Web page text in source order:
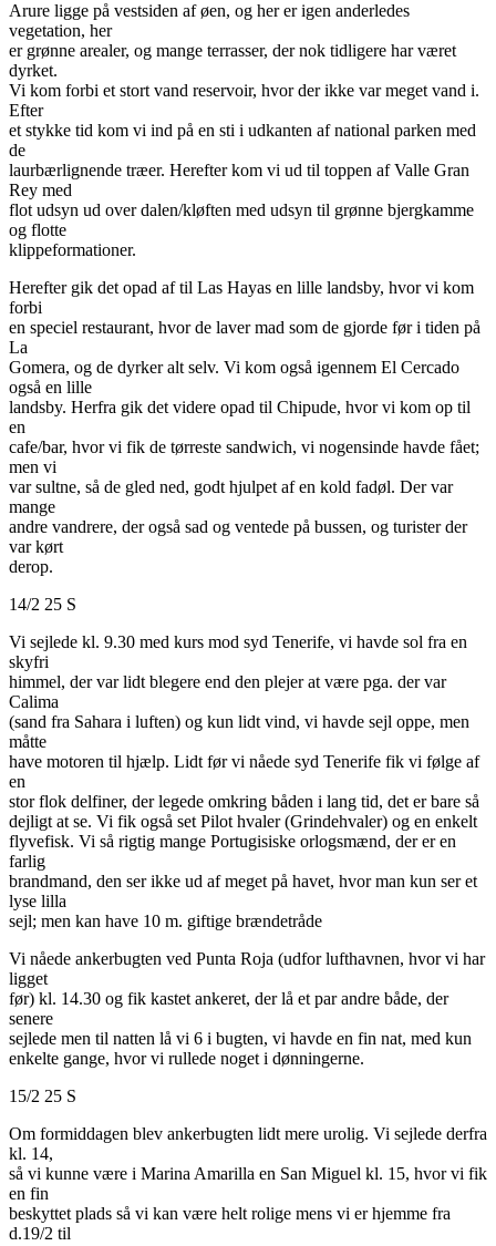
Arure ligge på vestsiden af øen, og her er igen anderledes
vegetation, her
er grønne arealer, og mange terrasser, der nok tidligere har været
dyrket.
Vi kom forbi et stort vand reservoir, hvor der ikke var meget vand i.
Efter
et stykke tid kom vi ind på en sti i udkanten af national parken med
de
laurbærlignende træer. Herefter kom vi ud til toppen af Valle Gran
Rey med
flot udsyn ud over dalen/kløften med udsyn til grønne bjergkamme
og flotte
klippeformationer.
Herefter gik det opad af til Las Hayas en lille landsby, hvor vi kom
forbi
en speciel restaurant, hvor de laver mad som de gjorde før i tiden på
La
Gomera, og de dyrker alt selv. Vi kom også igennem El Cercado
også en lille
landsby. Herfra gik det videre opad til Chipude, hvor vi kom op til
en
cafe/bar, hvor vi fik de tørreste sandwich, vi nogensinde havde fået;
men vi
var sultne, så de gled ned, godt hjulpet af en kold fadøl. Der var
mange
andre vandrere, der også sad og ventede på bussen, og turister der
var kørt
derop.
14/2 25 S
Vi sejlede kl. 9.30 med kurs mod syd Tenerife, vi havde sol fra en
skyfri
himmel, der var lidt blegere end den plejer at være pga. der var
Calima
(sand fra Sahara i luften) og kun lidt vind, vi havde sejl oppe, men
måtte
have motoren til hjælp. Lidt før vi nåede syd Tenerife fik vi følge af
en
stor flok delfiner, der legede omkring båden i lang tid, det er bare så
dejligt at se. Vi fik også set Pilot hvaler (Grindehvaler) og en enkelt
flyvefisk. Vi så rigtig mange Portugisiske orlogsmænd, der er en
farlig
brandmand, den ser ikke ud af meget på havet, hvor man kun ser et
lyse lilla
sejl; men kan have 10 m. giftige brændetråde
Vi nåede ankerbugten ved Punta Roja (udfor lufthavnen, hvor vi har
ligget
før) kl. 14.30 og fik kastet ankeret, der lå et par andre både, der
senere
sejlede men til natten lå vi 6 i bugten, vi havde en fin nat, med kun
enkelte gange, hvor vi rullede noget i dønningerne.
15/2 25 S
Om formiddagen blev ankerbugten lidt mere urolig. Vi sejlede derfra
kl. 14,
så vi kunne være i Marina Amarilla en San Miguel kl. 15, hvor vi fik
en fin
beskyttet plads så vi kan være helt rolige mens vi er hjemme fra
d.19/2 til